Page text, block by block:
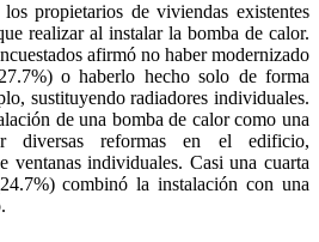
propietarios de viviendas existentes
realizar al instalar la bomba de calor.
afirmó no haber modernizado
o haberlo hecho solo de forma
sustituyendo radiadores individuales.
de una bomba de calor como una
diversas reformas en el edificio,
ventanas individuales. Casi una cuarta
combinó la instalación con una